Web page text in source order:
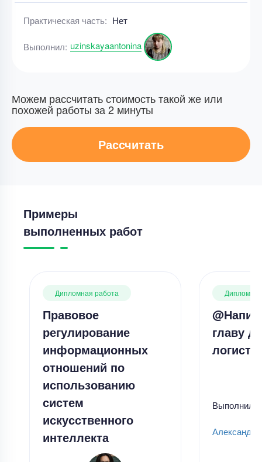
Практическая часть: Нет
Выполнил: uzinskayaantonina
Можем рассчитать стоимость такой же или
похожей работы за 2 минуты
Рассчитать
Примеры
выполненных работ
Дипломная работа
Правовое
регулирование
информационных
отношений по
использованию
систем
искусственного
интеллекта
главу
Выполнил
Александр